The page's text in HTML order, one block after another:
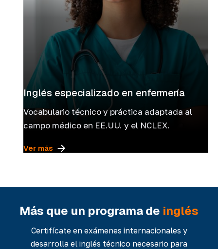
Inglés especializado en enfermería
Vocabulario técnico y práctica adaptada al
campo médico en EE.UU. y el NCLEX.
Ver más
Más que un programa de inglés
Certifícate en exámenes internacionales y
desarrolla el inglés técnico necesario para